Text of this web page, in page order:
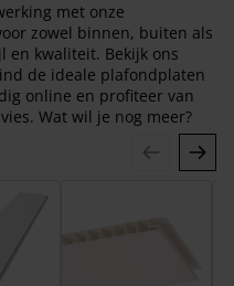
met onze
zowel binnen, buiten als
en kwaliteit. Bekijk ons
de ideale plafondplaten
online en profiteer van
Wat wil je nog meer?